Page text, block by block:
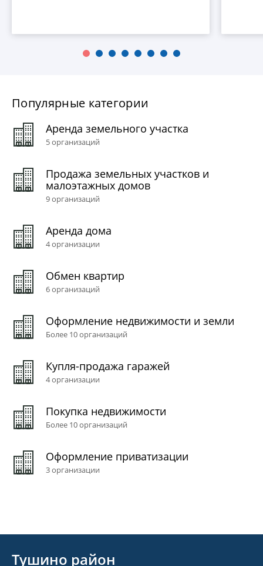
Популярные категории
Аренда земельного участка
5 организаций
Продажа земельных участков и
малоэтажных домов
9 организаций
Аренда дома
4 организации
Обмен квартир
6 организаций
Оформление недвижимости и земли
Более 10 организаций
Купля-продажа гаражей
4 организации
Покупка недвижимости
Более 10 организаций
Оформление приватизации
3 организации
Тушино район